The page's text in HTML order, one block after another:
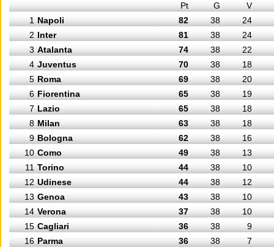
Pt G
V
1 Napoli 82 38
24
2 Inter 81 38
24
3 Atalanta 74 38
22
4 Juventus 70 38
18
5 Roma 69 38
20
6 Fiorentina 65 38
19
7 Lazio 65 38
18
8 Milan 63 38
18
9 Bologna 62 38
16
10 Como 49 38
13
11 Torino 44 38
10
12 Udinese 44 38
12
13 Genoa 43 38
10
14 Verona 37 38
10
15 Cagliari 36 38
9
16 Parma 36 38
7